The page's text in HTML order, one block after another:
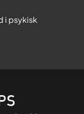
i psykisk